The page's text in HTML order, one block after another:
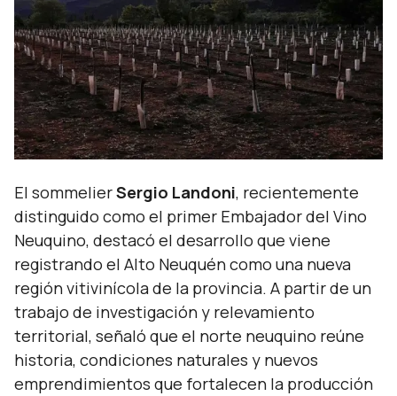
El sommelierSergio Landoni, recientemente
distinguido como el primer Embajador del Vino
Neuquino, destacó el desarrollo que viene
registrando el Alto Neuquén como una nueva
región vitivinícola de la provincia. A partir de un
trabajo de investigación y relevamiento
territorial, señaló que el norte neuquino reúne
historia, condiciones naturales y nuevos
emprendimientos que fortalecen la producción